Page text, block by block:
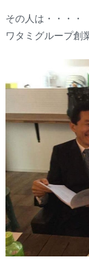
その人は・・・・
ワタミグループ創